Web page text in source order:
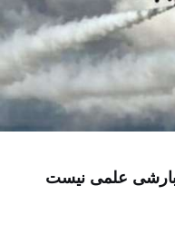
بارشی علمی نیست